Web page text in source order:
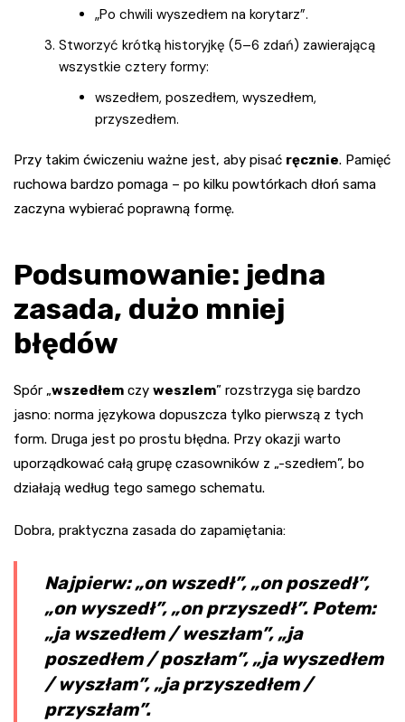
„Po chwili wyszedłem na korytarz”.
Stworzyć krótką historyjkę (5–6 zdań) zawierającą
wszystkie cztery formy:
wszedłem, poszedłem, wyszedłem,
przyszedłem.
Przy takim ćwiczeniu ważne jest, aby pisać ręcznie. Pamięć
ruchowa bardzo pomaga – po kilku powtórkach dłoń sama
zaczyna wybierać poprawną formę.
Podsumowanie: jedna
zasada, dużo mniej
błędów
Spór „wszedłem czy weszlem” rozstrzyga się bardzo
jasno: norma językowa dopuszcza tylko pierwszą z tych
form. Druga jest po prostu błędna. Przy okazji warto
uporządkować całą grupę czasowników z „-szedłem”, bo
działają według tego samego schematu.
Dobra, praktyczna zasada do zapamiętania:
Najpierw: „on wszedł”, „on poszedł”,
„on wyszedł”, „on przyszedł”. Potem:
„ja wszedłem / weszłam”, „ja
poszedłem / poszłam”, „ja wyszedłem
/ wyszłam”, „ja przyszedłem /
przyszłam”.